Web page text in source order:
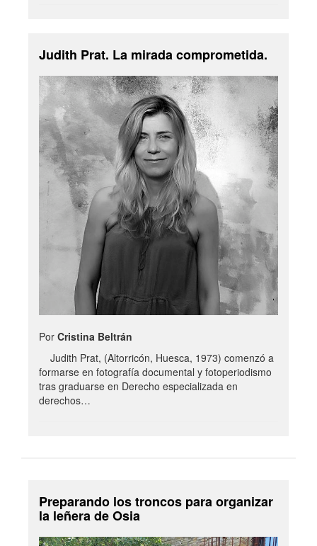
Judith Prat. La mirada comprometida.
Por Cristina Beltrán
Judith Prat, (Altorricón, Huesca, 1973) comenzó a
formarse en fotografía documental y fotoperiodismo
tras graduarse en Derecho especializada en
derechos…
Preparando los troncos para organizar
la leñera de Osia